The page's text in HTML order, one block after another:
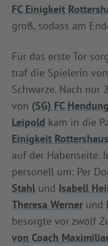
FC Einigkeit
groß, sodass am
Für das erste Tor
traf die Spielerin von
Schwarze. Nach
von (SG) FC
Leipold kam in die
Einigkeit
auf der Habenseite.
personell um: Per
Stahl und Isabell
Theresa Werner und
besorgte vor zwölf
von Coach